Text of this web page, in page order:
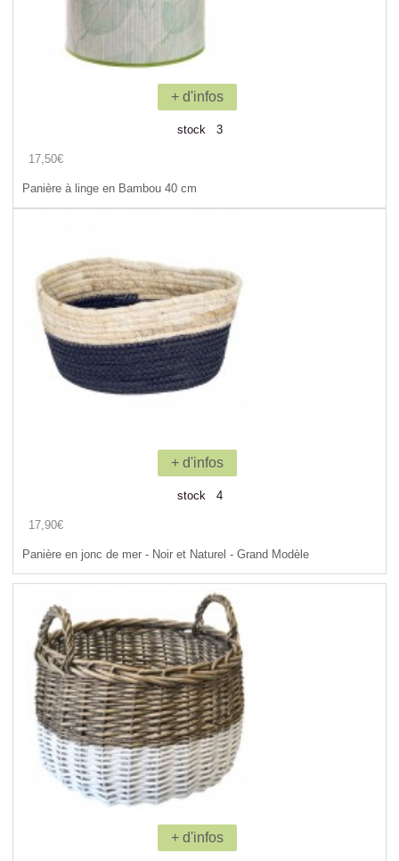
+ d'infos
stock 3
17,50€
Panière à linge en Bambou 40 cm
+ d'infos
stock 4
17,90€
Panière en jonc de mer - Noir et Naturel - Grand Modèle
+ d'infos